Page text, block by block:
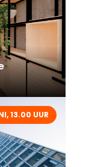
13.00 UUR